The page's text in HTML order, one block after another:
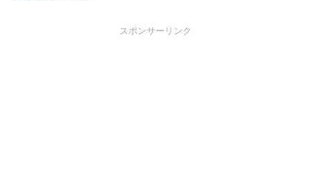
スポンサーリンク